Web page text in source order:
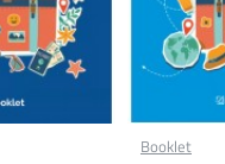
Booklet